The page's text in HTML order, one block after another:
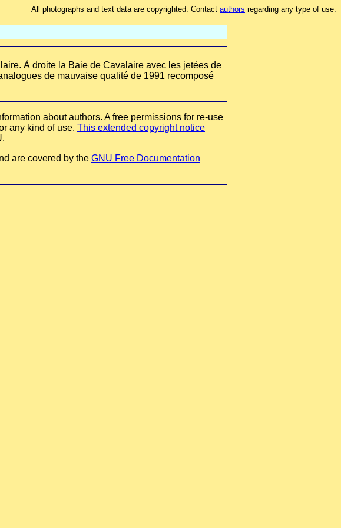
All photographs and text data are copyrighted. Contact authors regarding any type of use.
À droite la Baie de Cavalaire avec les jetées de
de mauvaise qualité de 1991 recomposé
about authors. A free permissions for re-use
any kind of use. This extended copyright notice
are covered by the GNU Free Documentation